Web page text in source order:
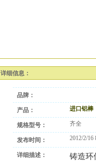
详细信息：
品牌：
产品： 进口铝棒
规格型号： 齐全
发布时间： 2012/2/16
详细描述：
铸造环